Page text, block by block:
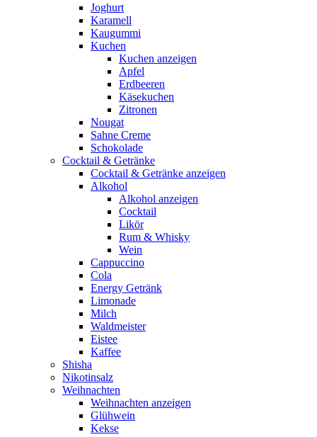
Joghurt
Karamell
Kaugummi
Kuchen
Kuchen anzeigen
Apfel
Erdbeeren
Käsekuchen
Zitronen
Nougat
Sahne Creme
Schokolade
Cocktail & Getränke
Cocktail & Getränke anzeigen
Alkohol
Alkohol anzeigen
Cocktail
Likör
Rum & Whisky
Wein
Cappuccino
Cola
Energy Getränk
Limonade
Milch
Waldmeister
Eistee
Kaffee
Shisha
Nikotinsalz
Weihnachten
Weihnachten anzeigen
Glühwein
Kekse